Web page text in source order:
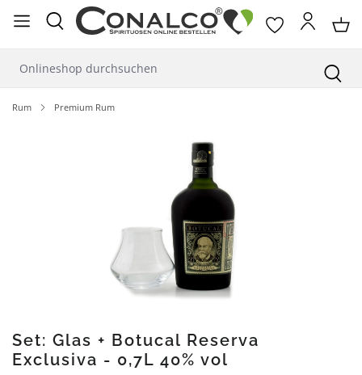
springen
Rum Premium Rum
Set: Glas + Botucal Reserva
Exclusiva - 0,7L 40% vol